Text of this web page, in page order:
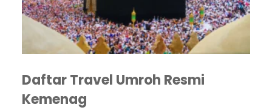
Daftar Travel Umroh Resmi
Kemenag